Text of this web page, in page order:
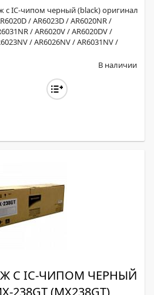
с IC-чипом черный (black) оригинал
/ AR6023D / AR6020NR /
/ AR6020V / AR6020DV /
/ AR6026NV / AR6031NV /
В наличии
С IC-ЧИПОМ ЧЕРНЫЙ
238GT (MX238GT)